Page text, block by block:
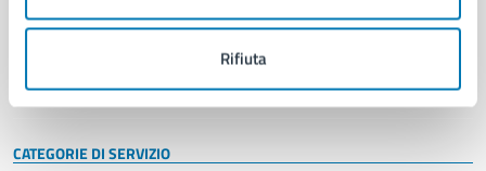
Rifiuta
Personale amministrativo
CATEGORIE DI SERVIZIO